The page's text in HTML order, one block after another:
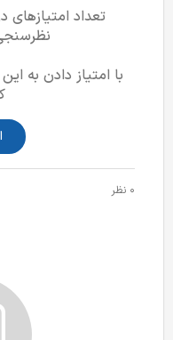
تعداد امتیازهای
با امتیاز دادن به
0 نظر